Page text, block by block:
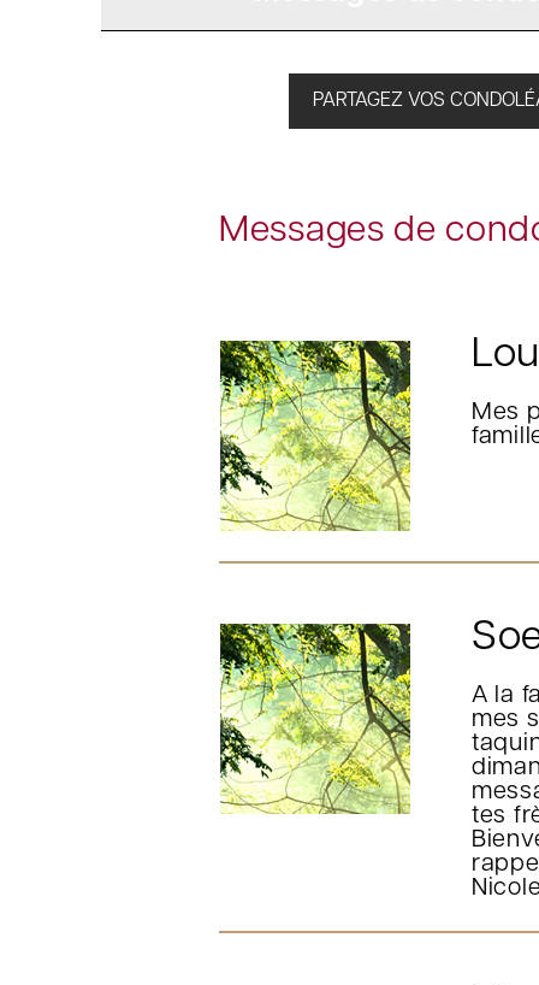
PARTAGEZ VOS
Messages de
Mes
A la
mes
tes
Nicole